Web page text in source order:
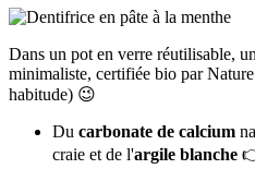
Dans un pot en verre réutilisable,
minimaliste, certifiée bio par
habitude) 😉
Du carbonate de calcium
craie et de l'argile blanche